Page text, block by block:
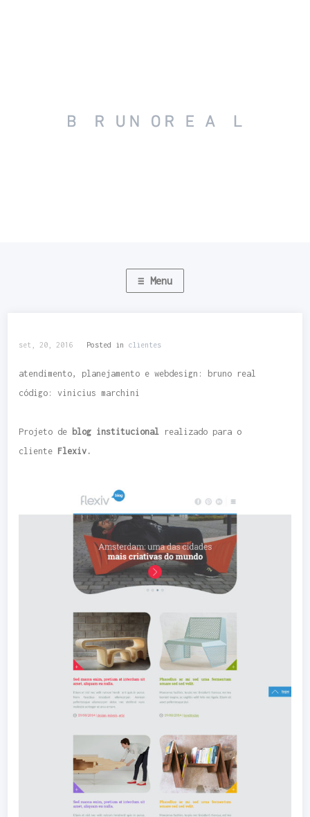
set, 20, 2016 Posted in clientes
atendimento, planejamento e webdesign: bruno real
código: vinicius marchini
Projeto de blog institucional realizado para o
cliente Flexiv.